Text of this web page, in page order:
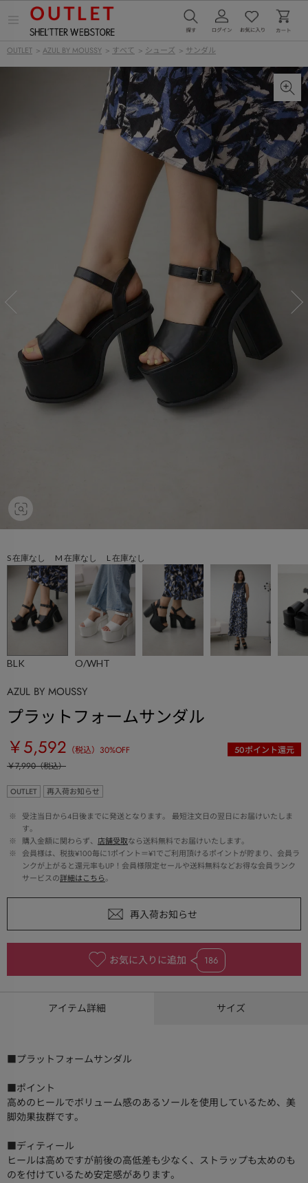
ー
を
OUTLET > AZUL BY MOUSSY > すべて > シューズ > サンダル
S 在庫なし M 在庫なし L 在庫なし
BLK O/WHT
AZUL BY MOUSSY
プラットフォームサンダル
￥5,592 （税込） 30%OFF 50ポイント還元
￥7,990（税込）
OUTLET 再入荷お知らせ
※
受注当日から4日後までに発送となります。 最短注文日の翌日にお届けいたしま
す。
※
購入金額に関わらず、 店舗受取なら送料無料でお届けいたします。
※
会員様は、税抜¥100毎に1ポイント＝¥1でご利用頂けるポイントが貯まり、会員ラ
ンクが上がると還元率もUP！会員様限定セールや送料無料などお得な会員ランク
サービスの詳細はこちら。
お気に入りに追加 186
アイテム詳細 サイズ
■プラットフォームサンダル
■ポイント
高めのヒールでボリューム感のあるソールを使用しているため、美
脚効果抜群です。
■ディティール
ヒールは高めですが前後の高低差も少なく、ストラップも太めのも
のを付けているため安定感があります。